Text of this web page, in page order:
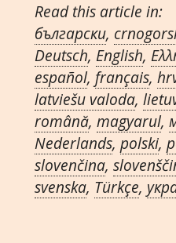
Read this article in:
български,
Deutsch, English,
español, français,
latviešu valoda,
română, magyarul,
Nederlands, polski,
slovenčina,
svenska, Türkçe,